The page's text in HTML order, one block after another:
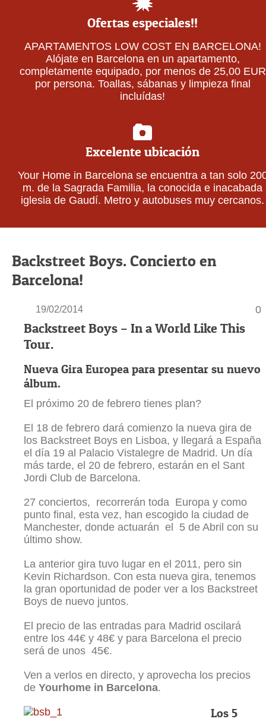
Ofertas especiales!!
APARTAMENTOS LOW COST EN BARCELONA!
Alójate en Barcelona en un apartamento,
completamente equipado, por menos de 25,00 EUR
por persona. Toallas, sábanas y limpieza final
incluídas!
Excelente ubicación
Your Home in Barcelona se encuentra a tan solo
m. de la Sagrada Familia, la conocida e inacabada
iglesia de Gaudí. Metro y autobuses muy cercanos.
Backstreet Boys. Concierto en
Barcelona!
19/02/2014 0
Backstreet Boys – In a World Like This
Tour.
Nueva Gira Europea para presentar su nuevo
álbum.
El próximo 20 de febrero tienes plan?
El 18 de febrero dará comienzo la nueva gira de
los Backstreet Boys en Lisboa, y llegará a España
el día 19 al Palacio Vistalegre de Madrid. Un día
más tarde, el 20 de febrero, estarán en el Sant
Jordi Club de Barcelona.
27 conciertos, recorrerán toda Europa y como
punto final, esta vez, han escogido la ciudad de
Manchester, donde actuarán el 5 de Abril con su
último show.
La anterior gira tuvo lugar en el 2011, pero sin
Kevin Richardson. Con esta nueva gira, tenemos
la gran oportunidad de poder ver a los Backstreet
Boys de nuevo juntos.
El precio de las entradas para Madrid oscilará
entre los 44€ y 48€ y para Barcelona el precio
será de unos 45€.
Ven a verlos en directo, y aprovecha los precios
de Yourhome in Barcelona.
Los 5